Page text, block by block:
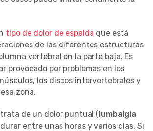
tipo de dolor de espalda que está
de las diferentes estructuras
vertebral en la parte baja. Es
provocado por problemas en los
los discos intervertebrales y
zona.
trata de un dolor puntual (lumbalgia
entre unas horas y varios días. Si